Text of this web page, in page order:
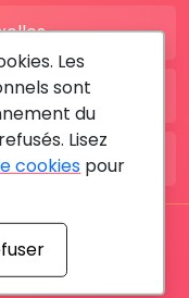
RDV MÉDICAL By
Les
sont
du
Lisez
cookies pour